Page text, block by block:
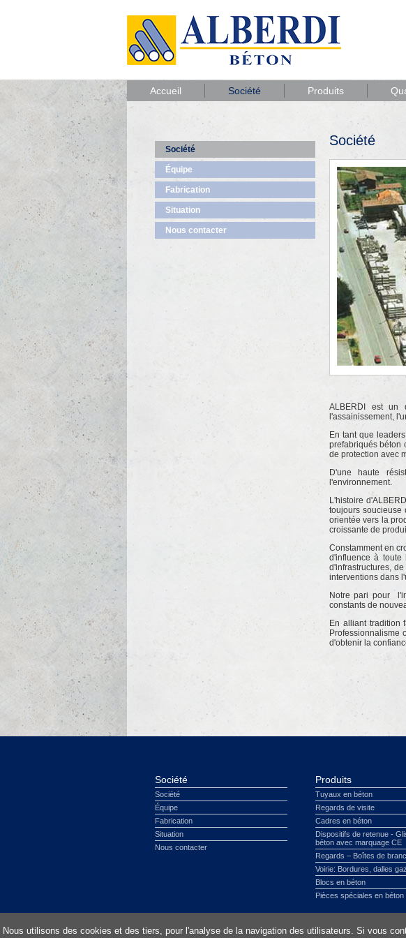
Accueil Société Produits
Société
Équipe
Fabrication
Situation
Nous contacter
Société
ALBERDI est un
l'assainissement,
En tant que
prefabriqués béton
de protection avec
D'une haute
l'environnement.
L'histoire
toujours soucieuse
orientée vers la
croissante de
Constamment en
d'influence à
d'infrastructures,
interventions dans
Notre pari pour
constants de
En alliant tradition
Professionnalisme
d'obtenir la
Nous utilisons des cookies et des tiers, pour l'analyse de la navigation des utilisateurs. Si vous
Société
Société
Équipe
Fabrication
Situation
Nous contacter
Produits
Tuyaux en béton
Regards de visite
Cadres en béton
Dispositifs de retenue -
béton avec marquage CE
Regards – Boîtes de
Voirie: Bordures, dalles
Blocs en béton
Pièces spéciales en béton